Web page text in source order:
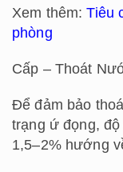
Xem thêm:Tiêu
phòng
Cấp – Thoát
Để đảm bảo
trạng ứ đọng,
1,5–2% hướng